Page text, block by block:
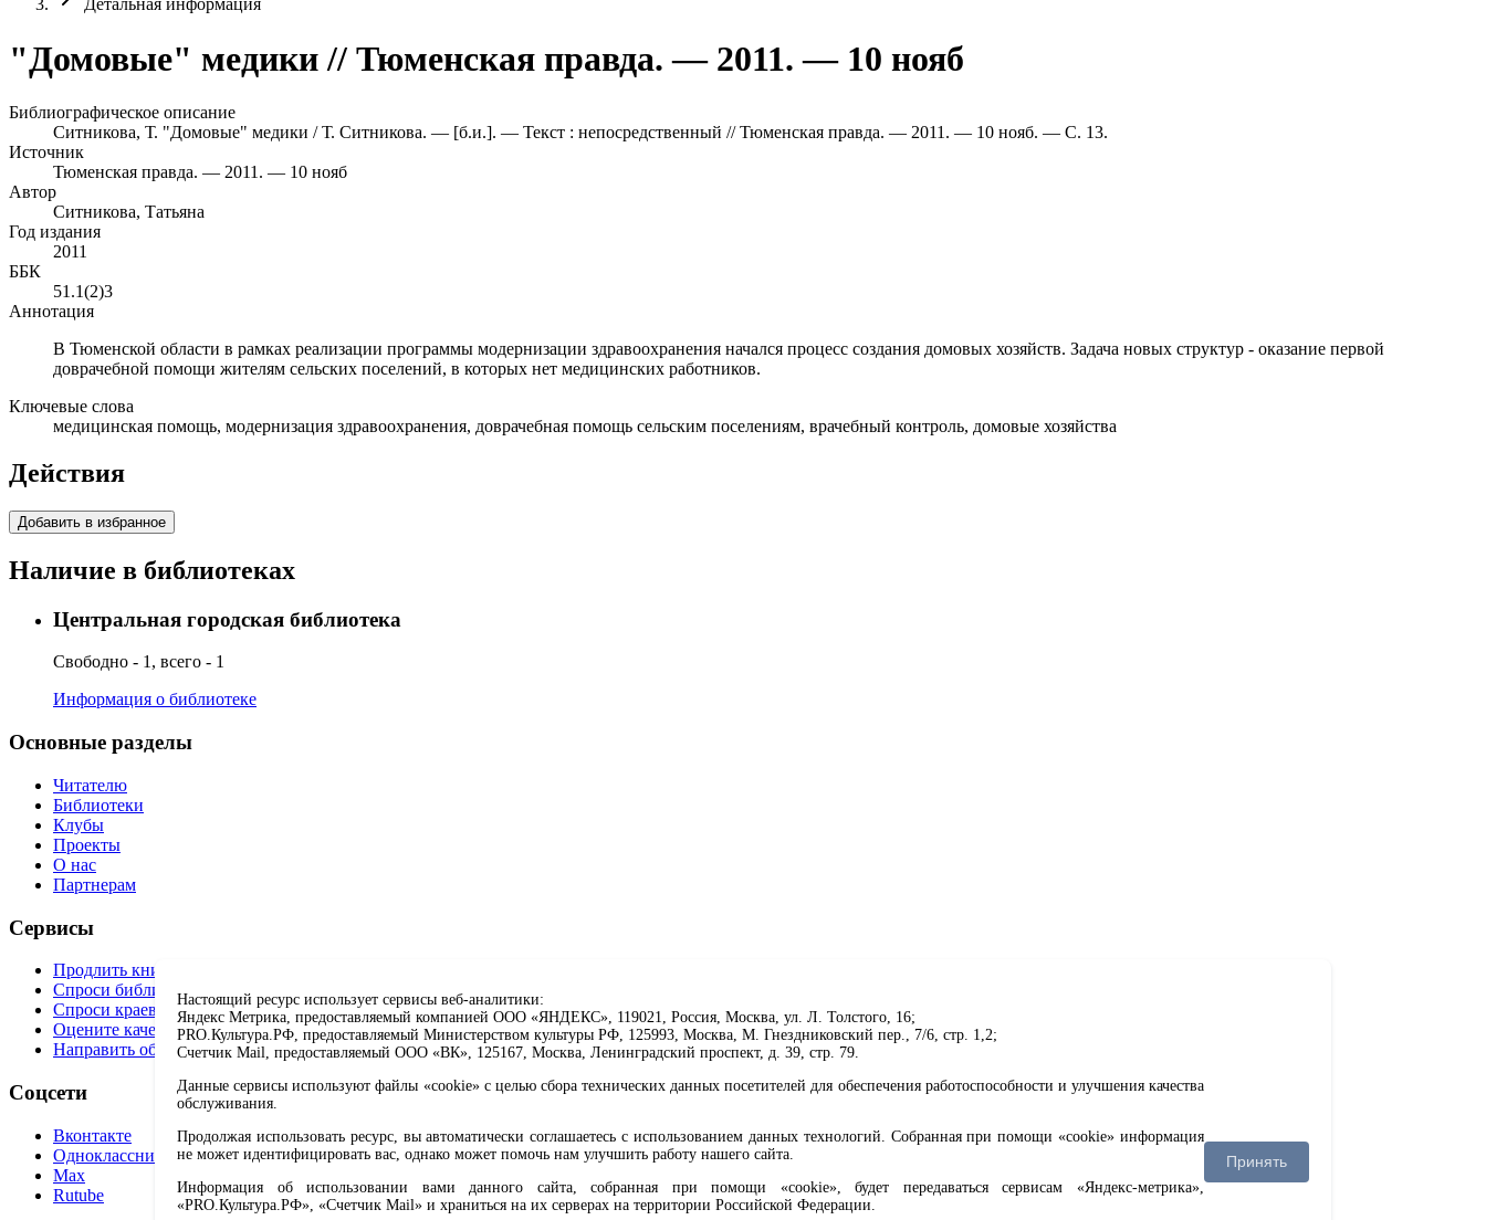
Детальная информация
"Домовые" медики // Тюменская правда. — 2011. — 10 нояб
Библиографическое описание
Ситникова, Т. "Домовые" медики / Т. Ситникова. — [б.и.]. — Текст : непосредственный // Тюменская правда. — 2011. — 10 нояб. — С. 13.
Источник
Тюменская правда. — 2011. — 10 нояб
Автор
Ситникова, Татьяна
Год издания
2011
ББК
51.1(2)3
Аннотация
В Тюменской области в рамках реализации программы модернизации здравоохранения начался процесс создания домовых хозяйств. Задача новых структур - оказание первой
доврачебной помощи жителям сельских поселений, в которых нет медицинских работников.
Ключевые слова
медицинская помощь, модернизация здравоохранения, доврачебная помощь сельским поселениям, врачебный контроль, домовые хозяйства
Действия
Добавить в избранное
Наличие в библиотеках
Центральная городская библиотека
Свободно - 1, всего - 1
Информация о библиотеке
Основные разделы
Читателю
Библиотеки
Клубы
Проекты
О нас
Партнерам
Сервисы
Продлить книгу
Спроси библиотекаря
Спроси краеведа
Оцените качество услуг
Направить обращение директору
Соцсети
Вконтакте
Одноклассники
Max
Rutube
Настоящий ресурс использует сервисы веб-аналитики:
Яндекс Метрика, предоставляемый компанией ООО «ЯНДЕКС», 119021, Россия, Москва, ул. Л. Толстого, 16;
PRO.Культура.РФ, предоставляемый Министерством культуры РФ, 125993, Москва, М. Гнездниковский пер., 7/6, стр. 1,2;
Счетчик Mail, предоставляемый ООО «ВК», 125167, Москва, Ленинградский проспект, д. 39, стр. 79.
Данные сервисы используют файлы «cookie» с целью сбора технических данных посетителей для обеспечения работоспособности и улучшения качества
обслуживания.
Продолжая использовать ресурс, вы автоматически соглашаетесь с использованием данных технологий. Собранная при помощи «cookie» информация
не может идентифицировать вас, однако может помочь нам улучшить работу нашего сайта.
Информация об использовании вами данного сайта, собранная при помощи «cookie», будет передаваться сервисам «Яндекс-метрика»,
«PRO.Культура.РФ», «Счетчик Mail» и храниться на их серверах на территории Российской Федерации.
Принять